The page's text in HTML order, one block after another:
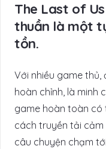
The Last of
thuần là một
tồn.
Với nhiều game
hoàn chỉnh, là minh
game hoàn toàn có
cách truyền tải
câu chuyện chạm